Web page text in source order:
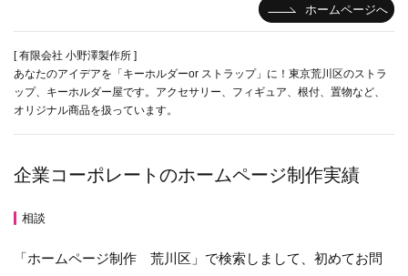
ホームページへ
[ 有限会社 小野澤製作所 ]
あなたのアイデアを「キーホルダーor ストラップ」に！東京荒川区のストラ
ップ、キーホルダー屋です。アクセサリー、フィギュア、根付、置物など、
オリジナル商品を扱っています。
企業コーポレートのホームページ制作実績
相談
「ホームページ制作 荒川区」で検索しまして、初めてお問